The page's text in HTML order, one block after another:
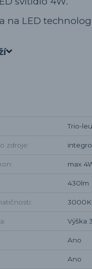
na LED
Trio-
zdroje
max
430lm
3000K
Výška
Ano
Ano